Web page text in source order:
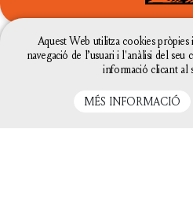
AMB EL
Aquest Web utilitza cookies
navegació de l’usuari i l'anàlisi del
informació clicant al
MÉS INFORMACIÓ